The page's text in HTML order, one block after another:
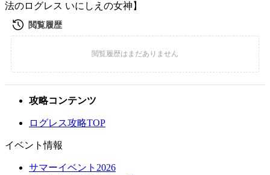
法のログレス いにしえの女神】
攻略コンテンツ
ログレス攻略TOP
イベント情報
サマーイベント2026